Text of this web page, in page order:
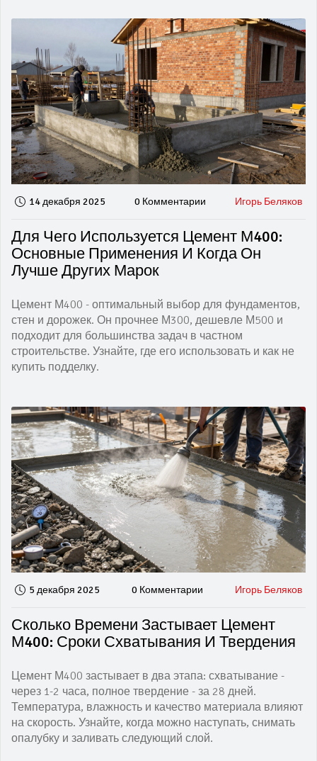
14 декабря 2025 0 Комментарии Игорь Беляков
Для Чего Используется Цемент М400:
Основные Применения И Когда Он
Лучше Других Марок
Цемент М400 - оптимальный выбор для фундаментов,
стен и дорожек. Он прочнее М300, дешевле М500 и
подходит для большинства задач в частном
строительстве. Узнайте, где его использовать и как не
купить подделку.
5 декабря 2025 0 Комментарии Игорь Беляков
Сколько Времени Застывает Цемент
М400: Сроки Схватывания И Твердения
Цемент М400 застывает в два этапа: схватывание -
через 1-2 часа, полное твердение - за 28 дней.
Температура, влажность и качество материала влияют
на скорость. Узнайте, когда можно наступать, снимать
опалубку и заливать следующий слой.